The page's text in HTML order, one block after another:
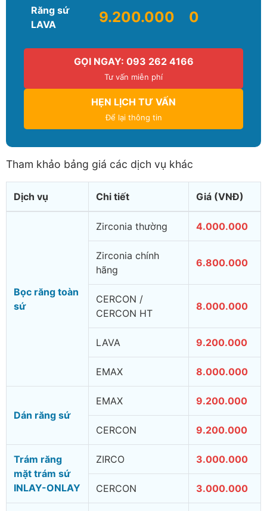
Răng sứ
LAVA
9.200.000 0
GỌI NGAY: 093 262 4166
Tư vấn miễn phí
HẸN LỊCH TƯ VẤN
Để lại thông tin
Tham khảo bảng giá các dịch vụ khác
Dịch vụ Chi tiết Giá (VNĐ)
Bọc răng toàn
sứ
Zirconia thường 4.000.000
Zirconia chính
hãng
6.800.000
CERCON /
CERCON HT
8.000.000
LAVA 9.200.000
EMAX 8.000.000
Dán răng sứ
EMAX 9.200.000
CERCON 9.200.000
Trám răng
mặt trám sứ
INLAY-ONLAY
ZIRCO 3.000.000
CERCON 3.000.000